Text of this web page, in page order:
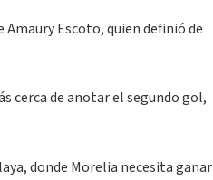
Escoto, quien definió de
cerca de anotar el segundo gol,
donde Morelia necesita ganar